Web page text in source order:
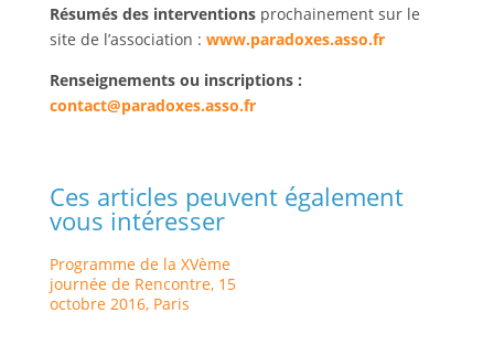
Résumés des interventionsprochainement sur le
site de l’association : www.paradoxes.asso.fr
Renseignements ou inscriptions :
contact@paradoxes.asso.fr
Ces articles peuvent également
vous intéresser
Programme de la XVème
journée de Rencontre, 15
octobre 2016, Paris